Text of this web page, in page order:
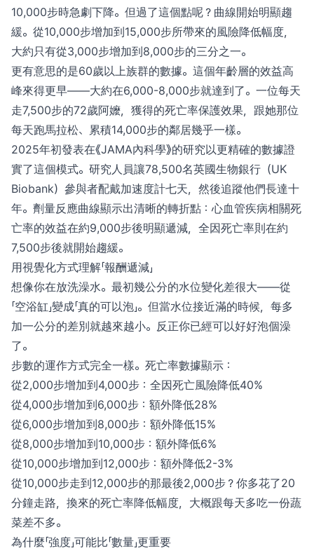
10,000步時急劇下降。但過了這個點呢？曲線開始明顯趨
緩。從10,000步增加到15,000步所帶來的風險降低幅度，
大約只有從3,000步增加到8,000步的三分之一。
更有意思的是60歲以上族群的數據。這個年齡層的效益高
峰來得更早——大約在6,000-8,000步就達到了。一位每天
走7,500步的72歲阿嬤，獲得的死亡率保護效果，跟她那位
每天跑馬拉松、累積14,000步的鄰居幾乎一樣。
2025年初發表在《JAMA內科學》的研究以更精確的數據證
實了這個模式。研究人員讓78,500名英國生物銀行（UK
Biobank）參與者配戴加速度計七天，然後追蹤他們長達十
年。劑量反應曲線顯示出清晰的轉折點：心血管疾病相關死
亡率的效益在約9,000步後明顯遞減，全因死亡率則在約
7,500步後就開始趨緩。
用視覺化方式理解「報酬遞減」
想像你在放洗澡水。最初幾公分的水位變化差很大——從
「空浴缸」變成「真的可以泡」。但當水位接近滿的時候，每多
加一公分的差別就越來越小。反正你已經可以好好泡個澡
了。
步數的運作方式完全一樣。死亡率數據顯示：
從2,000步增加到4,000步：全因死亡風險降低40%
從4,000步增加到6,000步：額外降低28%
從6,000步增加到8,000步：額外降低15%
從8,000步增加到10,000步：額外降低6%
從10,000步增加到12,000步：額外降低2-3%
從10,000步走到12,000步的那最後2,000步？你多花了20
分鐘走路，換來的死亡率降低幅度，大概跟每天多吃一份蔬
菜差不多。
為什麼「強度」可能比「數量」更重要